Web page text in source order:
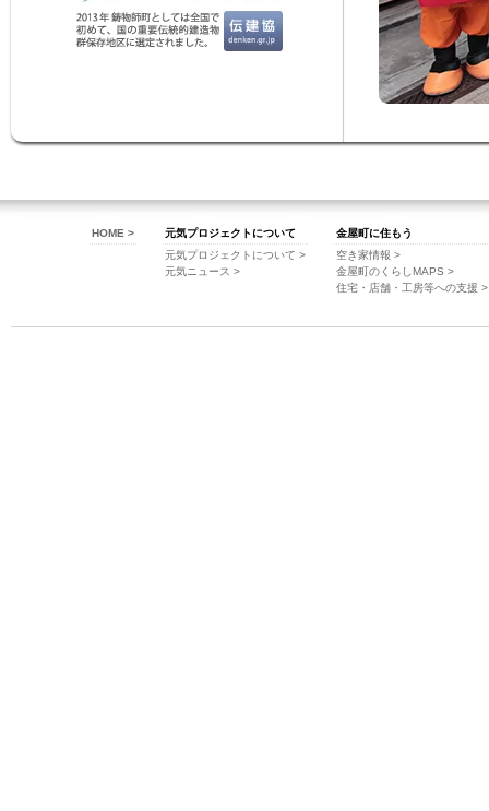
HOME >
元気プロジェクトについて
元気プロジェクトについて >
元気ニュース >
金屋町に住もう
空き家情報 >
金屋町のくらしMAPS >
住宅・店舗・工房等への支援 >